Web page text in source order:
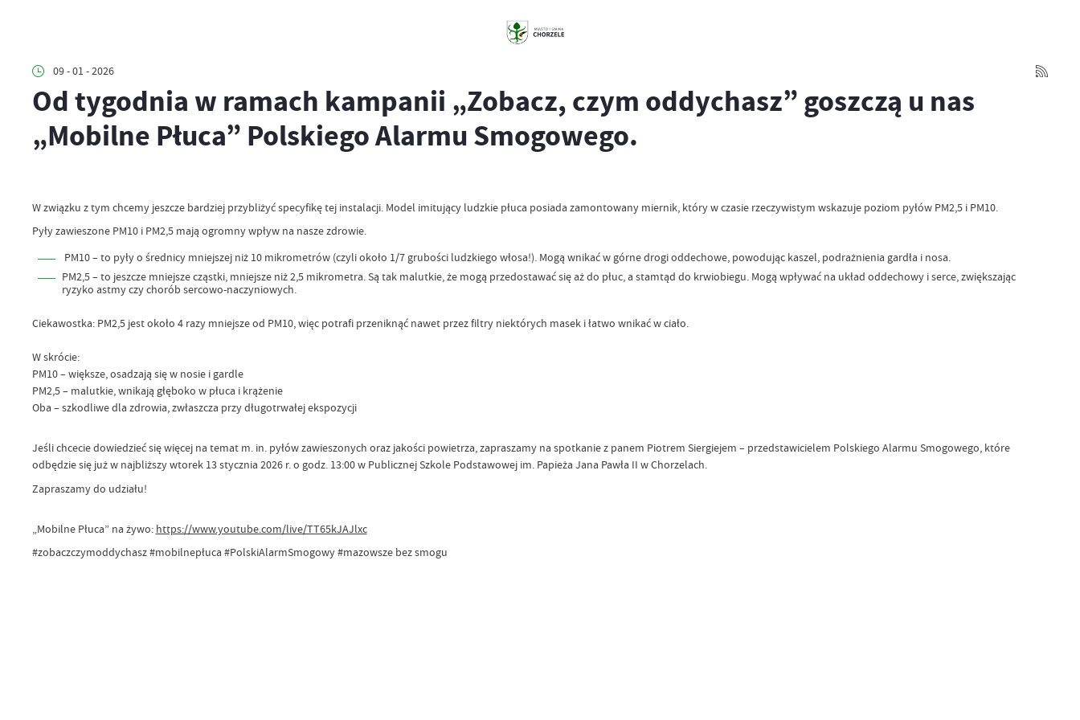
09 - 01 - 2026
Od tygodnia w ramach kampanii „Zobacz, czym oddychasz” goszczą u nas
„Mobilne Płuca” Polskiego Alarmu Smogowego.
W związku z tym chcemy jeszcze bardziej przybliżyć specyfikę tej instalacji. Model imitujący ludzkie płuca posiada zamontowany miernik, który w czasie rzeczywistym wskazuje poziom pyłów PM2,5 i PM10.
Pyły zawieszone PM10 i PM2,5 mają ogromny wpływ na nasze zdrowie.
PM10 – to pyły o średnicy mniejszej niż 10 mikrometrów (czyli około 1/7 grubości ludzkiego włosa!). Mogą wnikać w górne drogi oddechowe, powodując kaszel, podrażnienia gardła i nosa.
PM2,5 – to jeszcze mniejsze cząstki, mniejsze niż 2,5 mikrometra. Są tak malutkie, że mogą przedostawać się aż do płuc, a stamtąd do krwiobiegu. Mogą wpływać na układ oddechowy i serce, zwiększając
ryzyko astmy czy chorób sercowo-naczyniowych.
Ciekawostka: PM2,5 jest około 4 razy mniejsze od PM10, więc potrafi przeniknąć nawet przez filtry niektórych masek i łatwo wnikać w ciało.
W skrócie:
PM10 – większe, osadzają się w nosie i gardle
PM2,5 – malutkie, wnikają głęboko w płuca i krążenie
Oba – szkodliwe dla zdrowia, zwłaszcza przy długotrwałej ekspozycji
Jeśli chcecie dowiedzieć się więcej na temat m. in. pyłów zawieszonych oraz jakości powietrza, zapraszamy na spotkanie z panem Piotrem Siergiejem – przedstawicielem Polskiego Alarmu Smogowego, które
odbędzie się już w najbliższy wtorek 13 stycznia 2026 r. o godz. 13:00 w Publicznej Szkole Podstawowej im. Papieża Jana Pawła II w Chorzelach.
Zapraszamy do udziału!
„Mobilne Płuca” na żywo: https://www.youtube.com/live/TT65kJAJlxc
#zobaczczymoddychasz #mobilnepłuca #PolskiAlarmSmogowy #mazowsze bez smogu